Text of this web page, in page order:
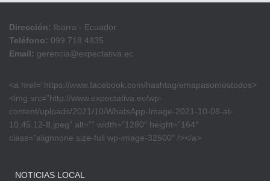
Dirección: Ibarra - Ecuador
Teléfono: 099 718 4835
Email: gerencia@expectativa.ec
<a href=”https://www.facebook.com/hashtag/emapasomostodos>
<img src=”http://www.expectativa.ec/wp-
content/uploads/2021/10/WhatsApp-Image-2021-10-08-at-
10.45.12-8.jpeg” alt=”” width=”1280″ height=”164″
class=”alignnone size-full wp-image-32500″ /></a>
NOTICIAS LOCAL